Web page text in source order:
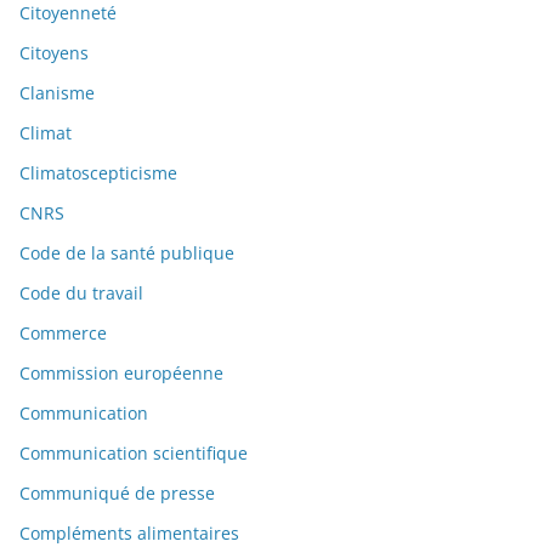
Citoyenneté
Citoyens
Clanisme
Climat
Climatoscepticisme
CNRS
Code de la santé publique
Code du travail
Commerce
Commission européenne
Communication
Communication scientifique
Communiqué de presse
Compléments alimentaires